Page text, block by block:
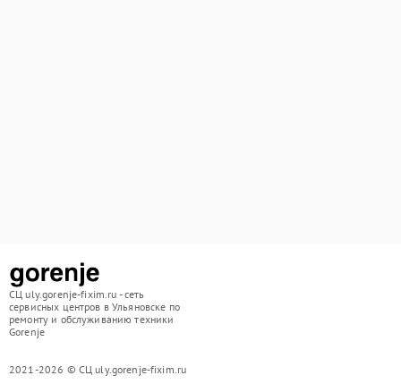
СЦ uly.gorenje-fixim.ru - сеть
сервисных центров в Ульяновске по
ремонту и обслуживанию техники
Gorenje
2021-2026 © СЦ uly.gorenje-fixim.ru